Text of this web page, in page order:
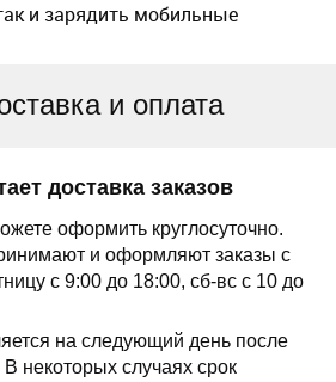
и зарядить мобильные
и оплата
доставка заказов
оформить круглосуточно.
и оформляют заказы с
с 9:00 до 18:00, сб-вс с 10 до
на следующий день после
В некоторых случаях срок